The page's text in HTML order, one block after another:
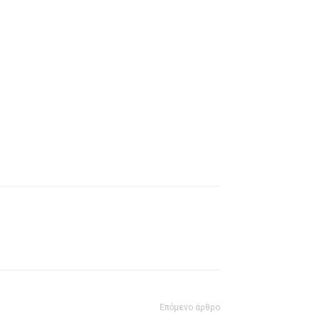
Επόμενο άρθρο